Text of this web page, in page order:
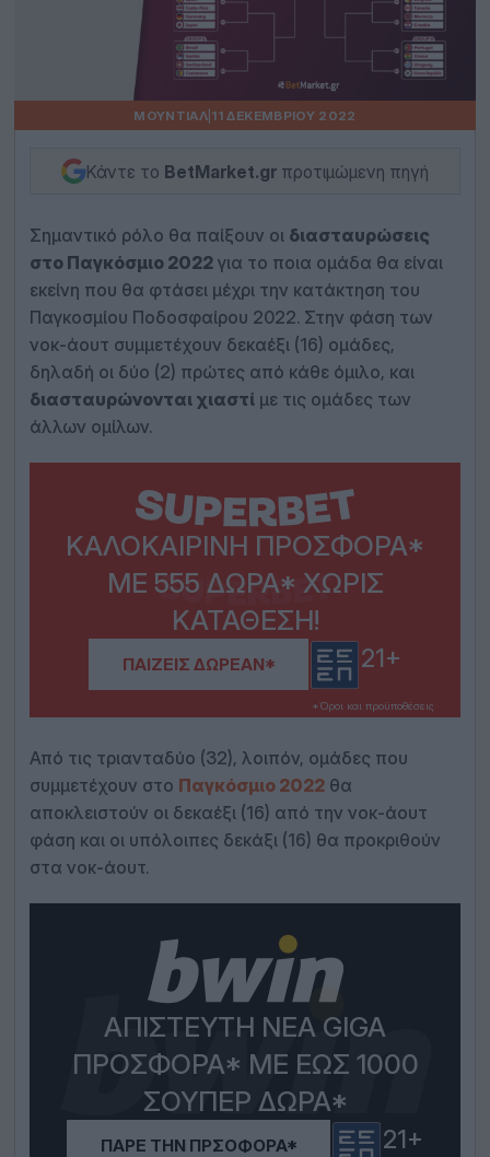
ΜΟΥΝΤΙΆΛ 11 ΔΕΚΕΜΒΡΊΟΥ 2022
Κάντε το BetMarket.gr προτιμώμενη πηγή
Σημαντικό ρόλο θα παίξουν οι διασταυρώσεις
στο Παγκόσμιο 2022για το ποια ομάδα θα είναι
εκείνη που θα φτάσει μέχρι την κατάκτηση του
Παγκοσμίου Ποδοσφαίρου 2022. Στην φάση των
νοκ-άουτ συμμετέχουν δεκαέξι (16) ομάδες,
δηλαδή οι δύο (2) πρώτες από κάθε όμιλο, και
διασταυρώνονται χιαστίμε τις ομάδες των
άλλων ομίλων.
ΚΑΛΟΚΑΙΡΙΝΉ ΠΡΟΣΦΟΡΆ*
ΜΕ 555 ΔΏΡΑ* ΧΩΡΊΣ
ΚΑΤΆΘΕΣΗ!
ΠΑΊΖΕΙΣ ΔΩΡΕΆΝ* 21+
*Όροι και προϋποθέσεις
Από τις τριανταδύο (32), λοιπόν, ομάδες που
συμμετέχουν στο Παγκόσμιο 2022θα
αποκλειστούν οι δεκαέξι (16) από την νοκ-άουτ
φάση και οι υπόλοιπες δεκάξι (16) θα προκριθούν
στα νοκ-άουτ.
ΑΠΊΣΤΕΥΤΗ ΝΈΑ GIGA
ΠΡΟΣΦΟΡΆ* ΜΕ ΕΩΣ 1000
ΣΟΎΠΕΡ ΔΩΡΑ*
ΠΆΡΕ ΤΗΝ ΠΡΣΟΦΟΡΆ* 21+